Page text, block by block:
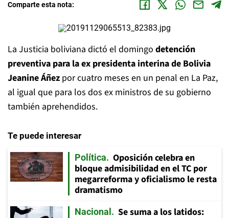
Comparte esta nota:
La Justicia boliviana dictó el domingo detención
preventiva para la ex presidenta interina de Bolivia
Jeanine Áñez por cuatro meses en un penal en La Paz,
al igual que para los dos ex ministros de su gobierno
también aprehendidos.
Te puede interesar
Política
Oposición celebra en
bloque admisibilidad en el TC por
megarreforma y oficialismo le resta
dramatismo
Nacional
Se suma a los latidos: